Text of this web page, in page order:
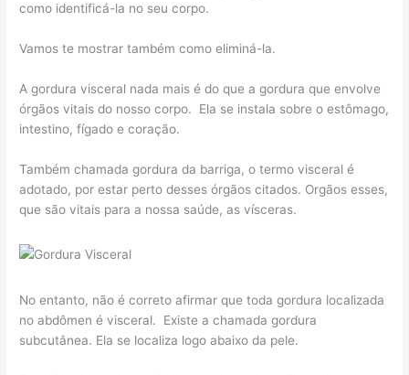
como identificá-la no seu corpo.
Vamos te mostrar também como eliminá-la.
A gordura visceral nada mais é do que a gordura que envolve
órgãos vitais do nosso corpo. Ela se instala sobre o estômago,
intestino, fígado e coração.
Também chamada gordura da barriga, o termo visceral é
adotado, por estar perto desses órgãos citados. Orgãos esses,
que são vitais para a nossa saúde, as vísceras.
No entanto, não é correto afirmar que toda gordura localizada
no abdômen é visceral. Existe a chamada gordura
subcutânea. Ela se localiza logo abaixo da pele.